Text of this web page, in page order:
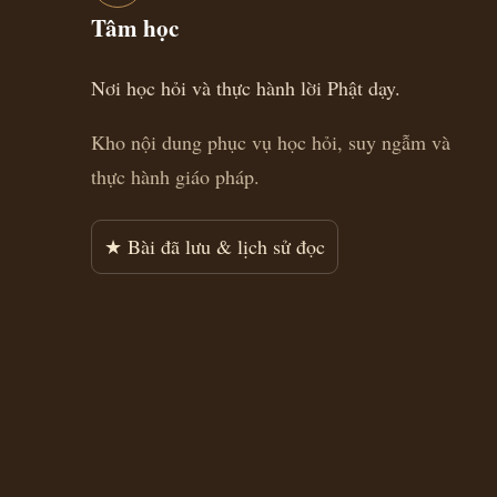
Tâm học
Nơi học hỏi và thực hành lời Phật dạy.
Kho nội dung phục vụ học hỏi, suy ngẫm và
thực hành giáo pháp.
★ Bài đã lưu & lịch sử đọc